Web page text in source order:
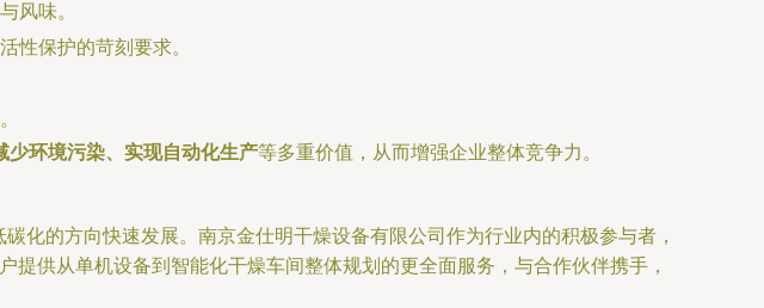
风味。
性保护的苛刻要求。
少环境污染、实现自动化生产等多重价值，从而增强企业整体竞争力。
化的方向快速发展。南京金仕明干燥设备有限公司作为行业内的积极参与者，
供从单机设备到智能化干燥车间整体规划的更全面服务，与合作伙伴携手，